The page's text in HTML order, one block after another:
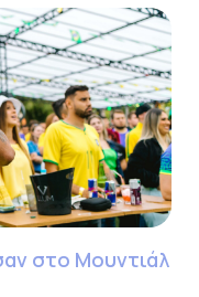
στο Μουντιάλ